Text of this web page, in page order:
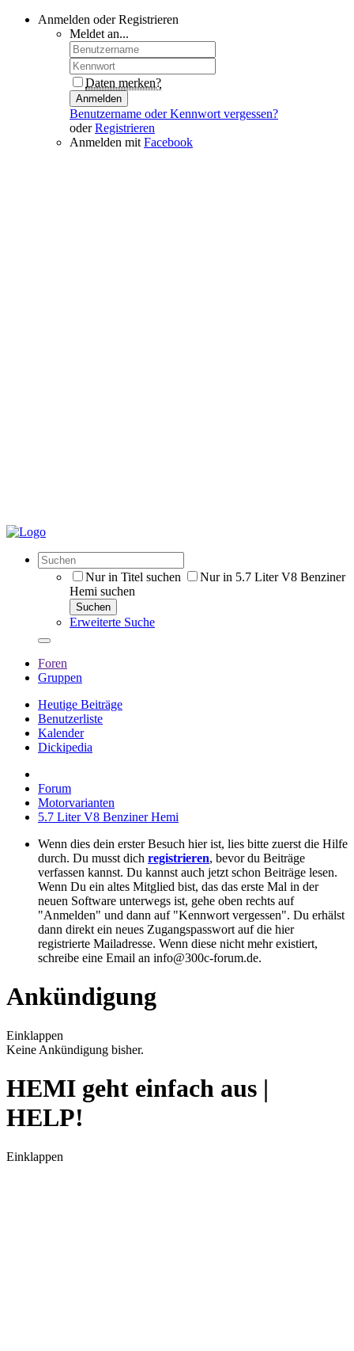
Anmelden oder Registrieren
Meldet an...
Daten merken?
Anmelden
Benutzername oder Kennwort vergessen?
oderRegistrieren
Anmelden mit Facebook
Nur in Titel suchen
Nur in 5.7 Liter V8 Benziner
Hemi suchen
Suchen
Erweiterte Suche
Foren
Gruppen
Heutige Beiträge
Benutzerliste
Kalender
Dickipedia
Forum
Motorvarianten
5.7 Liter V8 Benziner Hemi
Wenn dies dein erster Besuch hier ist, lies bitte zuerst die Hilfe
durch. Du musst dich registrieren, bevor du Beiträge
verfassen kannst. Du kannst auch jetzt schon Beiträge lesen.
Wenn Du ein altes Mitglied bist, das das erste Mal in der
neuen Software unterwegs ist, gehe oben rechts auf
"Anmelden" und dann auf "Kennwort vergessen". Du erhälst
dann direkt ein neues Zugangspasswort auf die hier
registrierte Mailadresse. Wenn diese nicht mehr existiert,
schreibe eine Email an info@300c-forum.de.
Ankündigung
Einklappen
Keine Ankündigung bisher.
HEMI geht einfach aus |
HELP!
Einklappen